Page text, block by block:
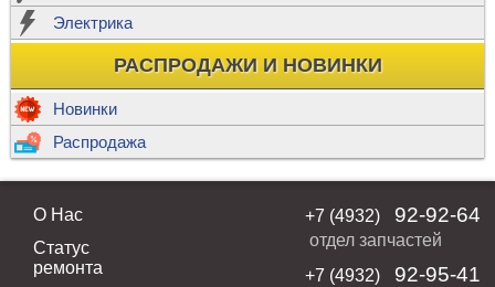
Электрика
РАСПРОДАЖИ И НОВИНКИ
Новинки
Распродажа
О Нас
Статус
ремонта
+7 (4932) 92-92-64
отдел запчастей
+7 (4932)
92-95-41